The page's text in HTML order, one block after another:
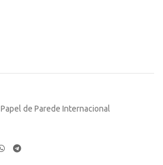
Papel de Parede Internacional